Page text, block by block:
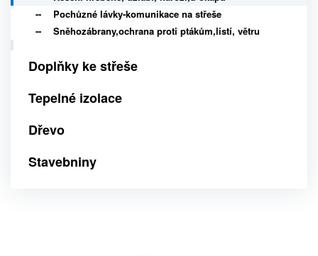
Pochůzné lávky-komunikace na střeše
Sněhozábrany,ochrana proti ptákům,listí, větru
Doplňky ke střeše
Tepelné izolace
Dřevo
Stavebniny